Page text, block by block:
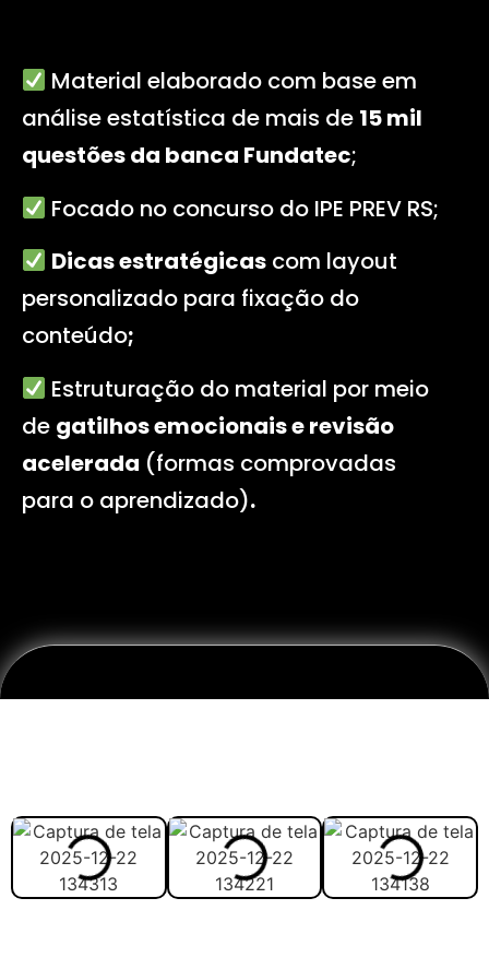
Material elaborado com base em
análise estatística de mais de 15 mil
questões da banca Fundatec;
Focado no concurso do IPE PREV RS;
Dicas estratégicascom layout
personalizado para fixação do
conteúdo;
Estruturação do material por meio
de gatilhos emocionais e revisão
acelerada (formas comprovadas
para o aprendizado).
Veja abaixo como vai ser